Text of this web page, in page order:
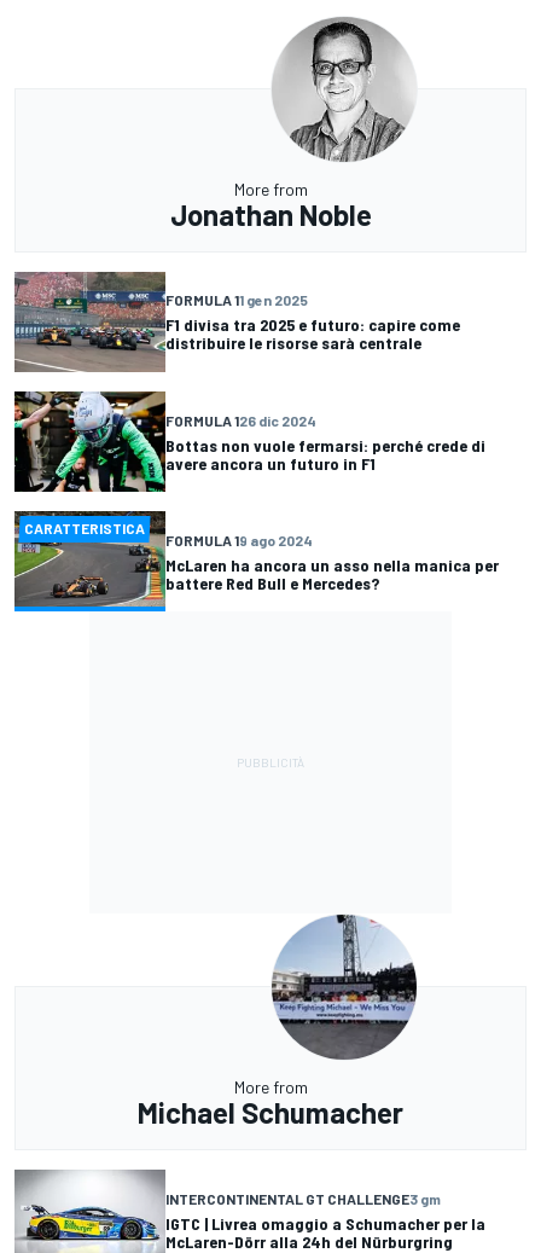
More from
Jonathan Noble
FORMULA 11 gen 2025
F1 divisa tra 2025 e futuro: capire come
distribuire le risorse sarà centrale
FORMULA 126 dic 2024
Bottas non vuole fermarsi: perché crede di
avere ancora un futuro in F1
CARATTERISTICA
FORMULA 19 ago 2024
McLaren ha ancora un asso nella manica per
battere Red Bull e Mercedes?
More from
Michael Schumacher
INTERCONTINENTAL GT CHALLENGE3 gm
IGTC | Livrea omaggio a Schumacher per la
McLaren-Dörr alla 24h del Nürburgring